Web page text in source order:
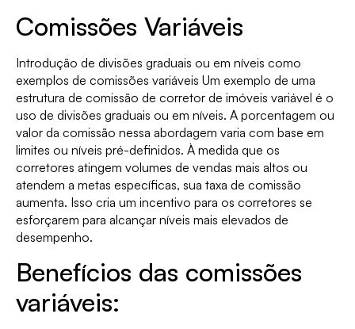
Comissões Variáveis
Introdução de divisões graduais ou em níveis como
exemplos de comissões variáveis Um exemplo de uma
estrutura de comissão de corretor de imóveis variável é o
uso de divisões graduais ou em níveis. A porcentagem ou
valor da comissão nessa abordagem varia com base em
limites ou níveis pré-definidos. À medida que os
corretores atingem volumes de vendas mais altos ou
atendem a metas específicas, sua taxa de comissão
aumenta. Isso cria um incentivo para os corretores se
esforçarem para alcançar níveis mais elevados de
desempenho.
Benefícios das comissões
variáveis: